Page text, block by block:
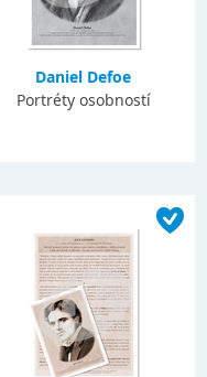
Daniel Defoe
Portréty osobností